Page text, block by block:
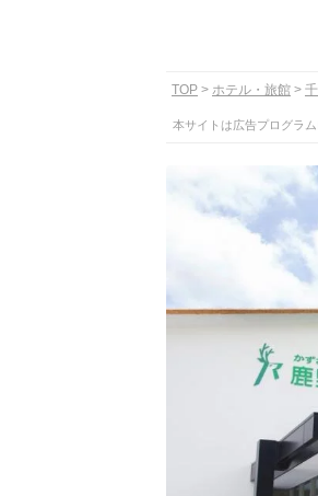
TOP ホテル・旅館
本サイトは広告プログラ